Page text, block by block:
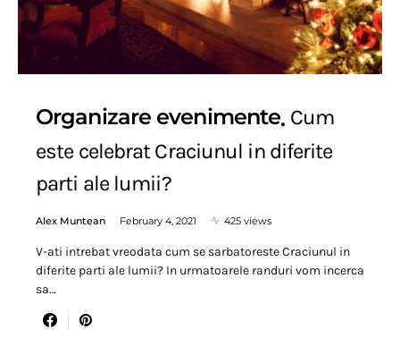
Organizare evenimente Cum
este celebrat Craciunul in diferite
parti ale lumii?
Alex Muntean February 4, 2021 425 views
V-ati intrebat vreodata cum se sarbatoreste Craciunul in
diferite parti ale lumii? In urmatoarele randuri vom incerca
sa…